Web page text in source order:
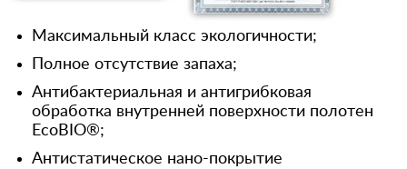
Максимальный класс экологичности;
Полное отсутствие запаха;
Антибактериальная и антигрибковая
обработка внутренней поверхности полотен
EcoBIO®;
Антистатическое нано-покрытие